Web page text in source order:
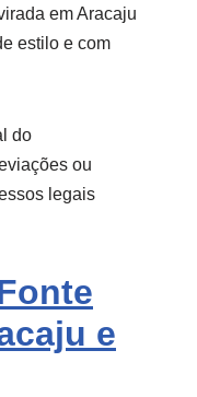
em Aracaju
estilo e com
do
ou
legais
e